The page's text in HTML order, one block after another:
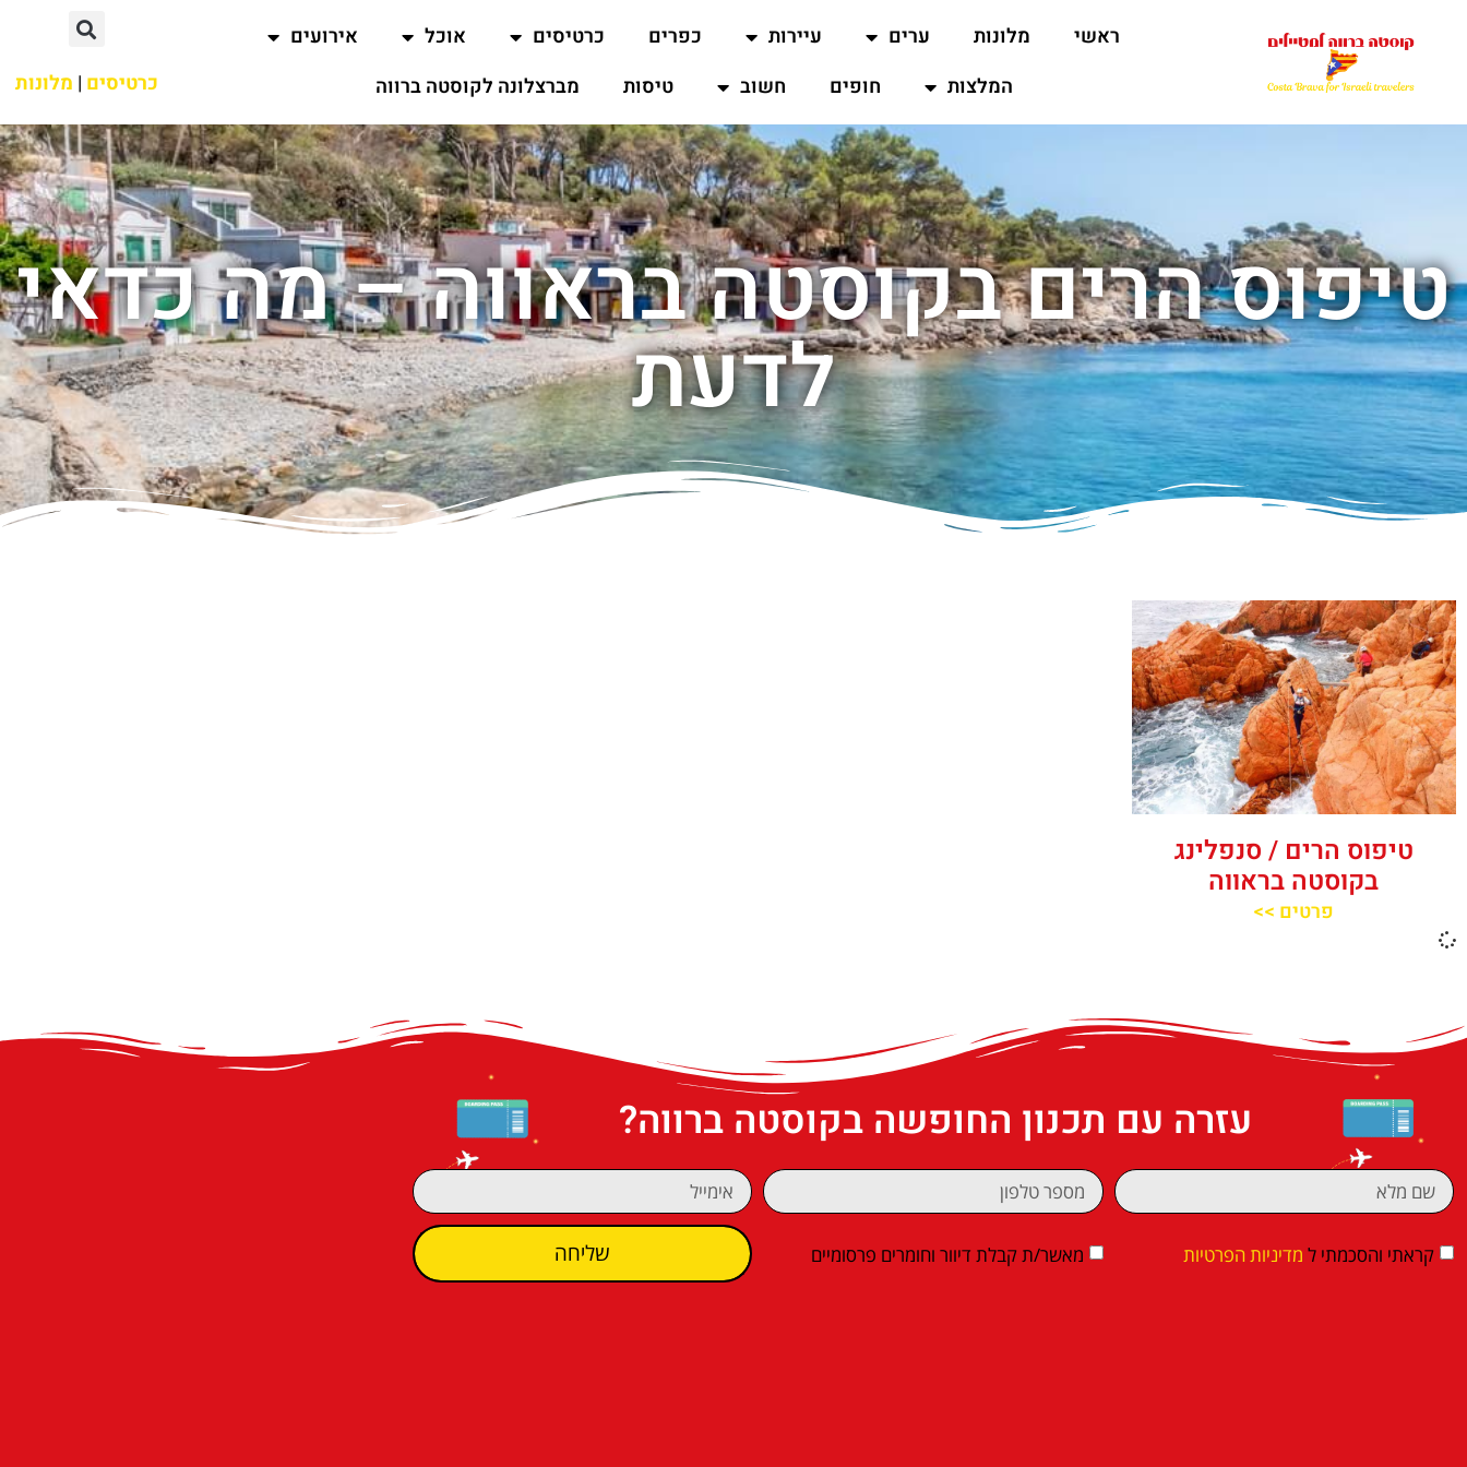
ראשי מלונות ערים עיירות כפרים כרטיסים אוכל
אירועים
המלצות
חופים חשוב טיסות מברצלונה לקוסטה ברווה כרטיסים | מלונות
טיפוס הרים בקוסטה בראווה – מה כדאי
לדעת
טיפוס הרים / סנפלינג
בקוסטה בראווה
פרטים >>
עזרה עם תכנון החופשה בקוסטה ברווה?
קראתי והסכמתי ל מדיניות הפרטיות מאשר/ת קבלת דיוור וחומרים פרסומיים שליחה